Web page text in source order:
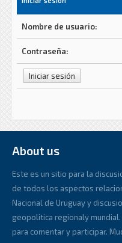
Nombre de usuario:
Contraseña:
About us
Este es un sitio para la
de todos los aspectos
Nacional de Uruguay y
geopolitica regionaly
para comentar y participar.